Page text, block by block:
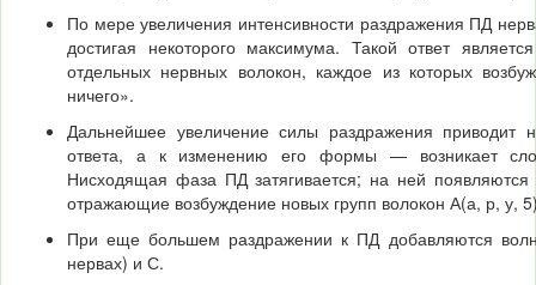
По мере увеличения интенсивности раздражения ПД
достигая некоторого максимума. Такой ответ
отдельных нервных волокон, каж­дое из которых
ничего».
Дальнейшее увеличение силы раздражения приводит
ответа, а к изменению его формы — возникает
Нисходящая фаза ПД затягивается; на ней появляются
отражающие возбуждение новых групп волокон А(а, р, у,
При еще большем раздражении к ПД добавляются
нервах) и С.